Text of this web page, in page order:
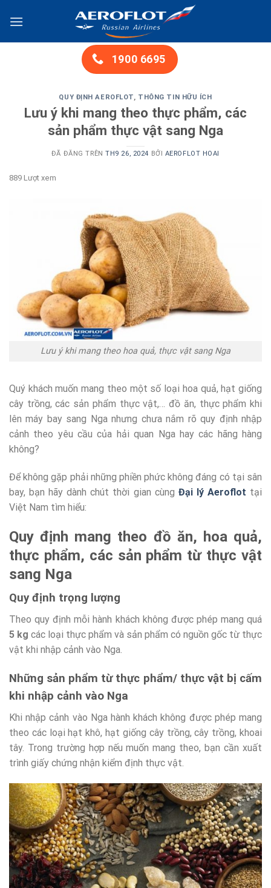
đến
1900 6695
QUY ĐỊNH AEROFLOT, THÔNG TIN HỮU ÍCH
Lưu ý khi mang theo thực phẩm, các
sản phẩm thực vật sang Nga
ĐÃ ĐĂNG TRÊNTH9 26, 2024 BỞI AEROFLOT HOAI
889 Lượt xem
Lưu ý khi mang theo hoa quả, thực vật sang Nga
Quý khách muốn mang theo một số loại hoa quả, hạt giống
cây trồng, các sản phẩm thực vật,… đồ ăn, thực phẩm khi
lên máy bay sang Nga nhưng chưa nắm rõ quy định nhập
cảnh theo yêu cầu của hải quan Nga hay các hãng hàng
không?
Để không gặp phải những phiền phức không đáng có tại sân
bay, bạn hãy dành chút thời gian cùng Đại lý Aeroflot tại
Việt Nam tìm hiểu:
Quy định mang theo đồ ăn, hoa quả,
thực phẩm, các sản phẩm từ thực vật
sang Nga
Quy định trọng lượng
Theo quy định mỗi hành khách không được phép mang quá
5 kg các loại thực phẩm và sản phẩm có nguồn gốc từ thực
vật khi nhập cảnh vào Nga.
Những sản phẩm từ thực phẩm/ thực vật bị cấm
khi nhập cảnh vào Nga
Khi nhập cảnh vào Nga hành khách không được phép mang
theo các loại hạt khô, hạt giống cây trồng, cây trồng, khoai
tây. Trong trường hợp nếu muốn mang theo, bạn cần xuất
trình giấy chứng nhận kiểm định thực vật.